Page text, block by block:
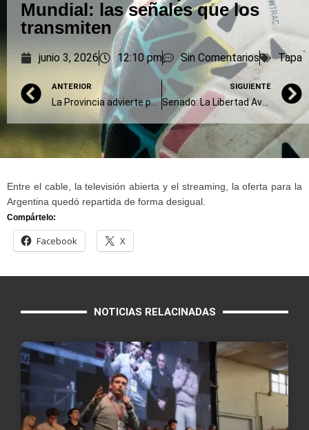
Mundial: las señales que los
transmiten
junio 3, 2026 12:10 pm Sin Comentarios Tapa
ANTERIOR
La Provincia advierte por la baja de la recaudación y un mercado interno deprimido
SIGUIENTE
Senado: La Libertad Avanza busca derogar la ley de grandes superficies
Entre el cable, la televisión abierta y el streaming, la oferta para la
Argentina quedó repartida de forma desigual.
Compártelo:
Facebook X
NOTICIAS RELACINADAS